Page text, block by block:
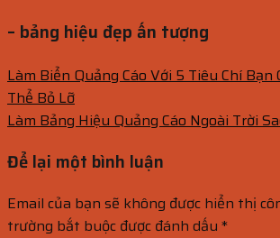
– bảng hiệu đẹp ấn tượng
Làm Biển Quảng Cáo Với 5 Tiêu Chí Bạn
Thể Bỏ Lỡ
Làm Bảng Hiệu Quảng Cáo Ngoài Trời
Để lại một bình luận
Email của bạn sẽ không được hiển thị
trường bắt buộc được đánh dấu *